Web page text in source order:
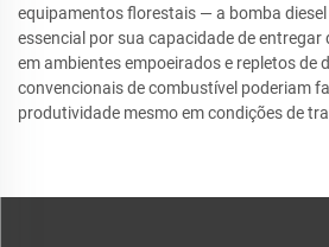
equipamentos florestais — a bomba
essencial por sua capacidade de
em ambientes empoeirados e repletos de
convencionais de combustível poderiam
produtividade mesmo em condições de